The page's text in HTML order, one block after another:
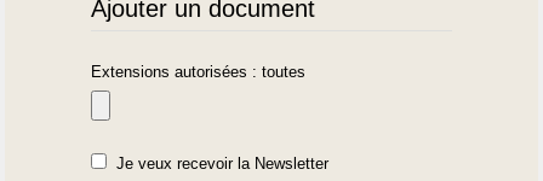
Ajouter un document
Extensions autorisées : toutes
Je veux recevoir la Newsletter